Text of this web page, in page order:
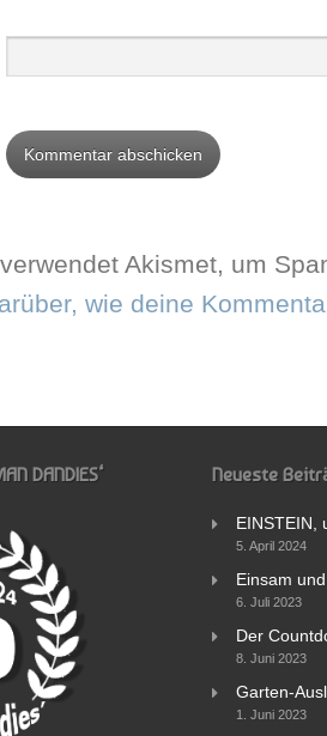
Akismet, um
wie deine
DANDIES‘ Neueste
EINSTEIN,
5. April 2024
Einsam
6. Juli 2023
Der
8. Juni 2023
Garten-
1. Juni 2023